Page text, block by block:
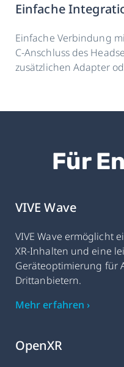
Einfache
Einfache Verbindung
C-Anschluss des
zusätzlichen Adapter
Für
VIVE Wave
VIVE Wave ermöglicht
XR-Inhalten und eine
Geräteoptimierung für
Drittanbietern.
Mehr erfahren ›
OpenXR